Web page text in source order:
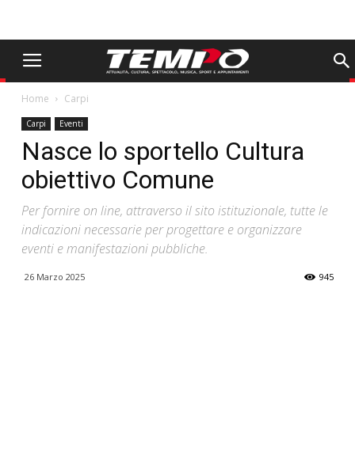
Home Carpi
Carpi Eventi
Nasce lo sportello Cultura
obiettivo Comune
Per fornire on line, attraverso il sito istituzionale, tutte le
indicazioni necessarie per progettare e organizzare
eventi e manifestazioni pubbliche.
26 Marzo 2025 945